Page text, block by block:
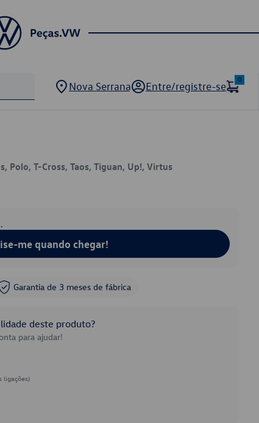
Nova Serrana Entre/registre-se
0
Polo, T-Cross, Taos, Tiguan, Up!, Virtus
me quando chegar!
Garantia de 3 meses de fábrica
deste produto?
para ajudar!
ligações)